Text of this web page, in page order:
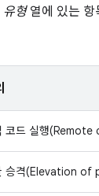
유형열에 있는 항
코드 실행
승격(Elevation of